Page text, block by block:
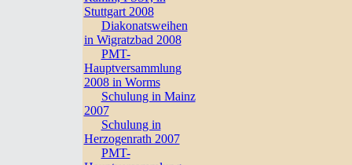
Stuttgart 2008
Diakonatsweihen
in Wigratzbad 2008
PMT-
Hauptversammlung
2008 in Worms
Schulung in Mainz
2007
Schulung in
Herzogenrath 2007
PMT-